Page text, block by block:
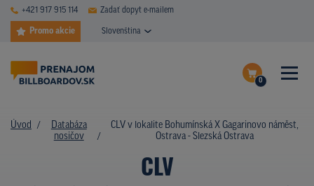
+421 917 915 114 Zadať dopyt e-mailem
Promo akcie Slovenština
0
Dokončiť dopyt
DATABÁZA NOSIČOV
PLOCHY V AKCII
Úvod
Databáza
nosičov
CLV v lokalite Bohumínská X Gagarinovo náměst,
Ostrava - Slezská Ostrava
CLV